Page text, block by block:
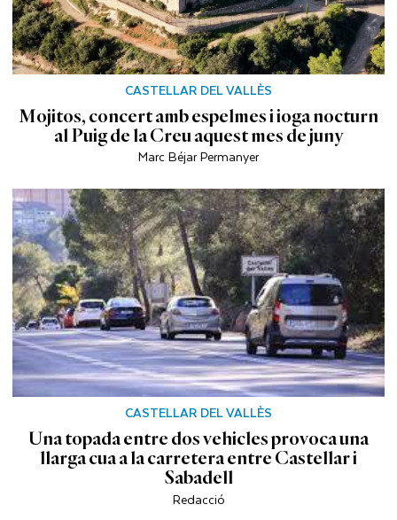
CASTELLAR DEL VALLÈS
Mojitos, concert amb espelmes i ioga nocturn
al Puig de la Creu aquest mes de juny
Marc Béjar Permanyer
CASTELLAR DEL VALLÈS
Una topada entre dos vehicles provoca una
llarga cua a la carretera entre Castellar i
Sabadell
Redacció